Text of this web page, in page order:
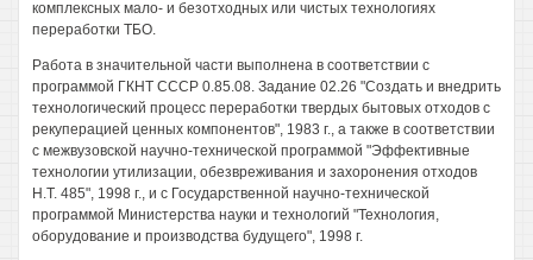
комплексных мало- и безотходных или чистых технологиях
переработки ТБО.
Работа в значительной части выполнена в соответствии с
программой ГКНТ СССР 0.85.08. Задание 02.26 "Создать и внедрить
технологический процесс переработки твердых бытовых отходов с
рекуперацией ценных компонентов", 1983 г., а также в соответствии
с межвузовской научно-технической программой "Эффективные
технологии утилизации, обезвреживания и захоронения отходов
Н.Т. 485", 1998 г., и с Государственной научно-технической
программой Министерства науки и технологий "Технология,
оборудование и производства будущего", 1998 г.